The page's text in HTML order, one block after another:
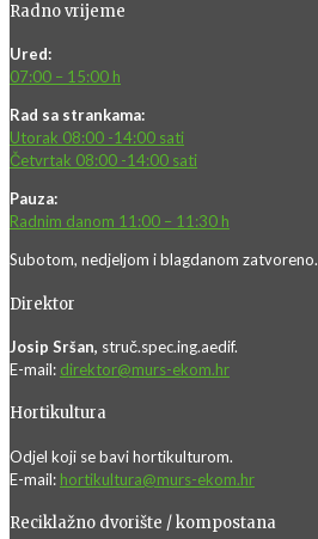
Radno vrijeme
Ured:
07:00 – 15:00 h
Rad sa strankama:
Utorak 08:00 -14:00 sati
Četvrtak 08:00 -14:00 sati
Pauza:
Radnim danom 11:00 – 11:30 h
Subotom, nedjeljom i blagdanom zatvoreno.
Direktor
Josip Sršan, struč.spec.ing.aedif.
E-mail: direktor@murs-ekom.hr
Hortikultura
Odjel koji se bavi hortikulturom.
E-mail: hortikultura@murs-ekom.hr
Reciklažno dvorište / kompostana